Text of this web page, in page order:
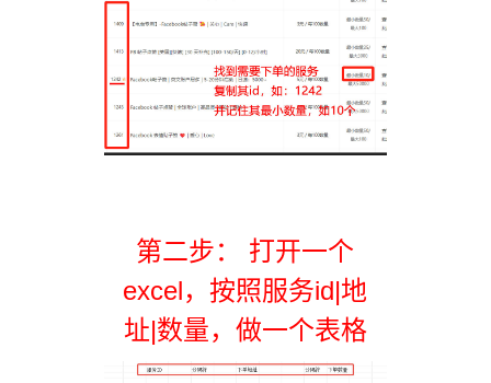
第二步： 打开一个
excel，按照服务id|地
址|数量，做一个表格